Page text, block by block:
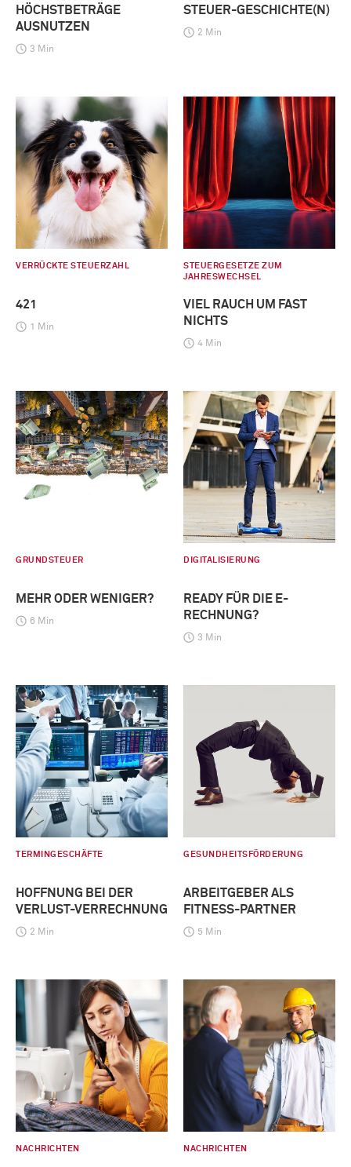
HÖCHSTBETRÄGE
AUSNUTZEN
3 Min
STEUER-GESCHICHTE(N)
2 Min
VERRÜCKTE STEUERZAHL
421
1 Min
STEUERGESETZE ZUM
JAHRESWECHSEL
VIEL RAUCH UM FAST
NICHTS
4 Min
GRUNDSTEUER
MEHR ODER WENIGER?
6 Min
DIGITALISIERUNG
READY FÜR DIE E-
RECHNUNG?
3 Min
TERMINGESCHÄFTE
HOFFNUNG BEI DER
VERLUST-VERRECHNUNG
2 Min
GESUNDHEITSFÖRDERUNG
ARBEITGEBER ALS
FITNESS-PARTNER
5 Min
NACHRICHTEN NACHRICHTEN